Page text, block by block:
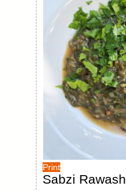
Print
Sabzi Rawash